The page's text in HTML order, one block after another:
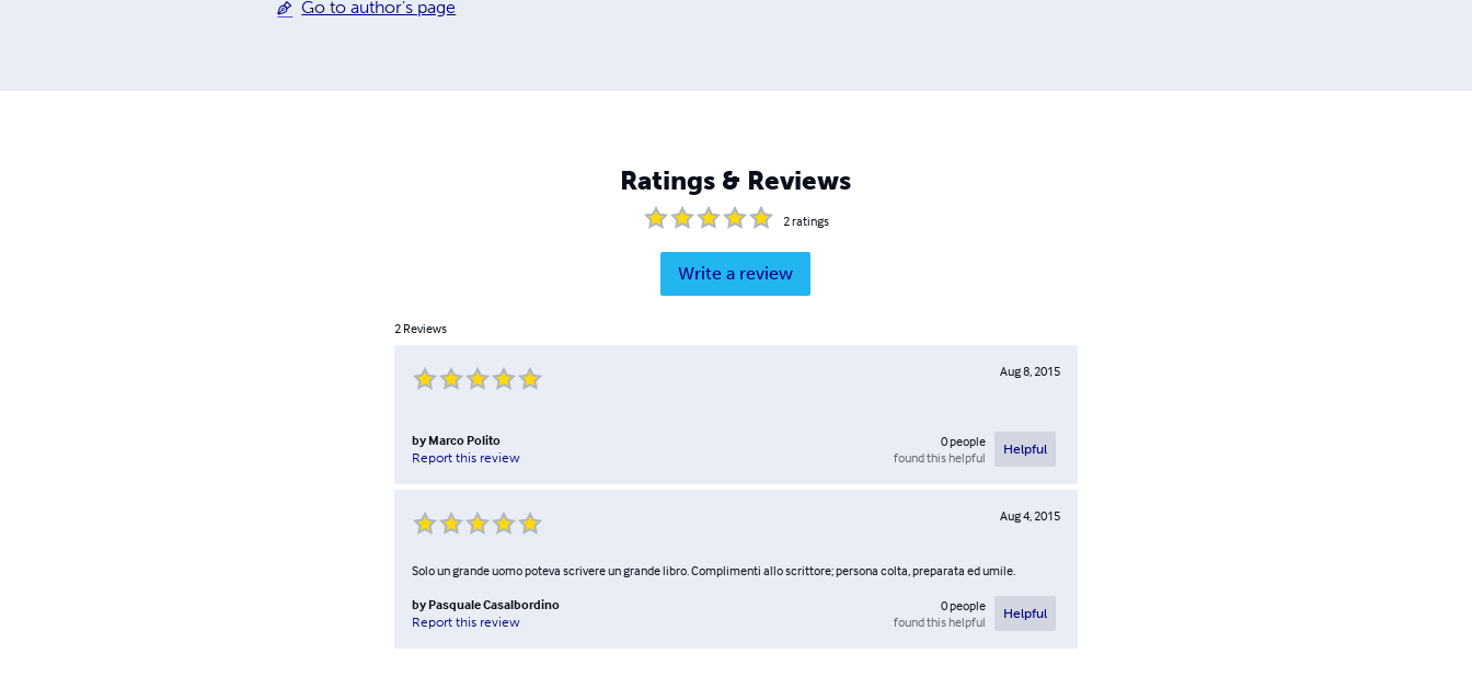
Go to author's page
Ratings & Reviews
2ratings
Write a review
2 Reviews
Aug 8, 2015
by Marco Polito
Report this review
0people
found this helpful
Helpful
Aug 4, 2015
Solo un grande uomo poteva scrivere un grande libro. Complimenti allo scrittore; persona colta, preparata ed umile.
by Pasquale Casalbordino
Report this review
0people
found this helpful
Helpful